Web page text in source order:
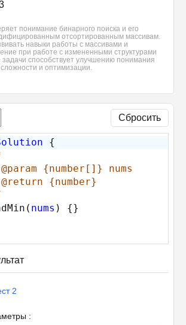
понимание бинарного поиска и его
отсортированным массивам.
навыки работы с массивами и
при работе с измененными структурами
способствует улучшению понимания
и оптимизации.
Сбросить
{
{number[]} nums
{number}
nums ) {}
2
: